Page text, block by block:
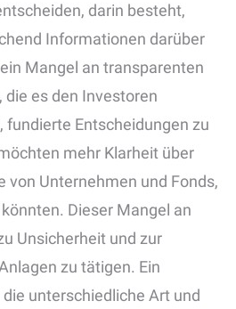
darin besteht,
Informationen darüber
Mangel an transparenten
die es den Investoren
fundierte Entscheidungen zu
mehr Klarheit über
von Unternehmen und Fonds,
Dieser Mangel an
Unsicherheit und zur
zu tätigen. Ein
unterschiedliche Art und